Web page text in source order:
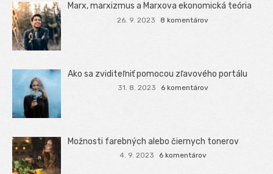
Marx, marxizmus a Marxova ekonomická teória
26. 9. 2023 8 komentárov
Ako sa zviditeľniť pomocou zľavového portálu
31. 8. 2023 6 komentárov
Možnosti farebných alebo čiernych tonerov
4. 9. 2023 6 komentárov